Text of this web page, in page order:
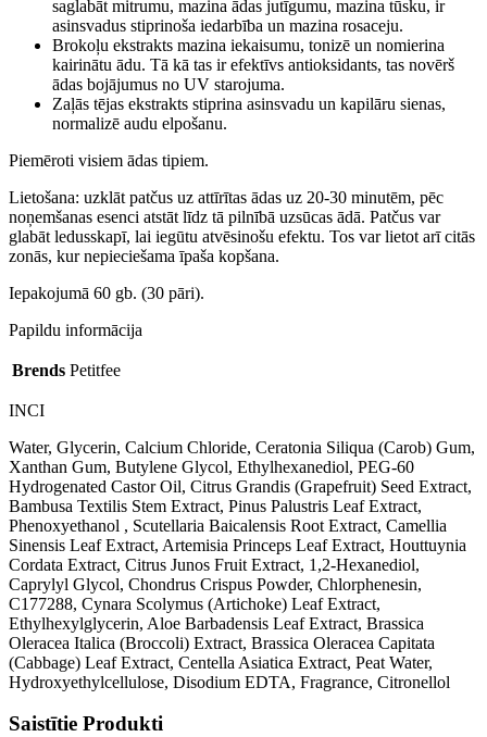
saglabāt mitrumu, mazina ādas jutīgumu, mazina tūsku, ir
asinsvadus stiprinoša iedarbība un mazina rosaceju.
Brokoļu ekstrakts mazina iekaisumu, tonizē un nomierina
kairinātu ādu. Tā kā tas ir efektīvs antioksidants, tas novērš
ādas bojājumus no UV starojuma.
Zaļās tējas ekstrakts stiprina asinsvadu un kapilāru sienas,
normalizē audu elpošanu.
Piemēroti visiem ādas tipiem.
Lietošana: uzklāt patčus uz attīrītas ādas uz 20-30 minutēm, pēc
noņemšanas esenci atstāt līdz tā pilnībā uzsūcas ādā. Patčus var
glabāt ledusskapī, lai iegūtu atvēsinošu efektu. Tos var lietot arī citās
zonās, kur nepieciešama īpaša kopšana.
Iepakojumā 60 gb. (30 pāri).
Papildu informācija
Brends Petitfee
INCI
Water, Glycerin, Calcium Chloride, Ceratonia Siliqua (Carob) Gum,
Xanthan Gum, Butylene Glycol, Ethylhexanediol, PEG-60
Hydrogenated Castor Oil, Citrus Grandis (Grapefruit) Seed Extract,
Bambusa Textilis Stem Extract, Pinus Palustris Leaf Extract,
Phenoxyethanol , Scutellaria Baicalensis Root Extract, Camellia
Sinensis Leaf Extract, Artemisia Princeps Leaf Extract, Houttuynia
Cordata Extract, Citrus Junos Fruit Extract, 1,2-Hexanediol,
Caprylyl Glycol, Chondrus Crispus Powder, Chlorphenesin,
C177288, Cynara Scolymus (Artichoke) Leaf Extract,
Ethylhexylglycerin, Aloe Barbadensis Leaf Extract, Brassica
Oleracea Italica (Broccoli) Extract, Brassica Oleracea Capitata
(Cabbage) Leaf Extract, Centella Asiatica Extract, Peat Water,
Hydroxyethylcellulose, Disodium EDTA, Fragrance, Citronellol
Saistītie Produkti